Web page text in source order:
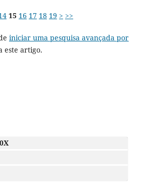
15 16 17 18 19 > >>
iniciar uma pesquisa avançada por
este artigo.